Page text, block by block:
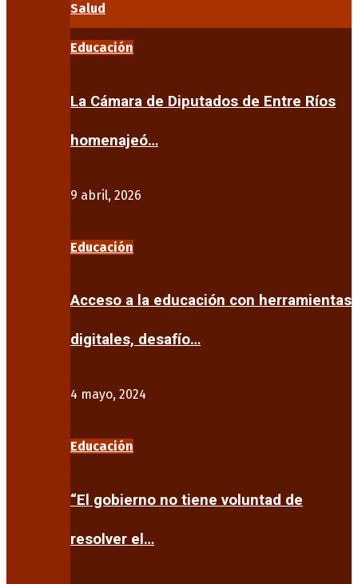
Salud
Educación
La Cámara de Diputados de Entre Ríos
homenajeó…
9 abril, 2026
Educación
Acceso a la educación con herramientas
digitales, desafío…
4 mayo, 2024
Educación
“El gobierno no tiene voluntad de
resolver el…